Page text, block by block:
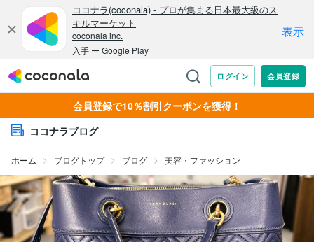
会員登録で10％割引クーポンを獲得！
ココナラブログ
ホーム ブログトップ ブログ 美容・ファッション